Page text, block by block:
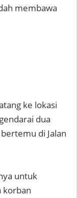
membawa
ke lokasi
dua
di Jalan
untuk
korban